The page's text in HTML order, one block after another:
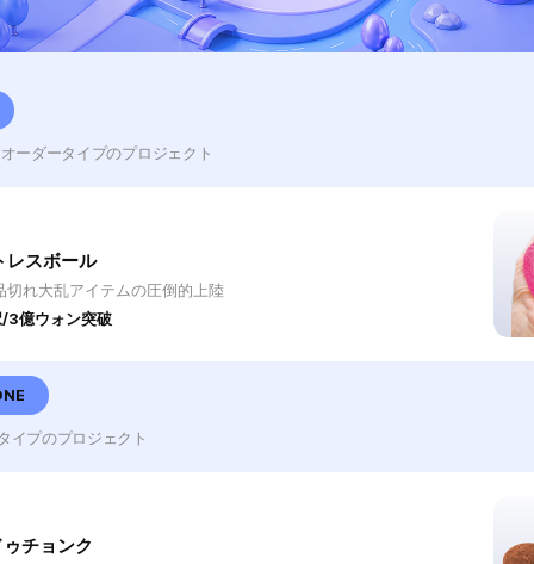
ーダータイプのプロジェクト
レスボール
切れ大乱アイテムの圧倒的上陸
3億ウォン突破
イプのプロジェクト
チョンク